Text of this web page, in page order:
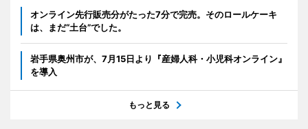
オンライン先行販売分がたった7分で完売。そのロールケーキ
は、まだ“土台”でした。
岩手県奥州市が、7月15日より『産婦人科・小児科オンライン』
を導入
もっと見る